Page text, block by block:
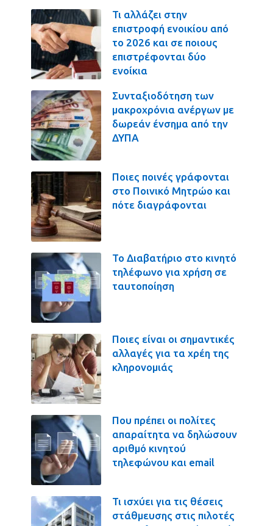
Τι αλλάζει στην
επιστροφή ενοικίου από
το 2026 και σε ποιους
επιστρέφονται δύο
ενοίκια
Συνταξιοδότηση των
μακροχρόνια ανέργων με
δωρεάν ένσημα από την
ΔΥΠΑ
Ποιες ποινές γράφονται
στο Ποινικό Μητρώο και
πότε διαγράφονται
Το Διαβατήριο στο κινητό
τηλέφωνο για χρήση σε
ταυτοποίηση
Ποιες είναι οι σημαντικές
αλλαγές για τα χρέη της
κληρονομιάς
Που πρέπει οι πολίτες
απαραίτητα να δηλώσουν
αριθμό κινητού
τηλεφώνου και email
Τι ισχύει για τις θέσεις
στάθμευσης στις πιλοτές